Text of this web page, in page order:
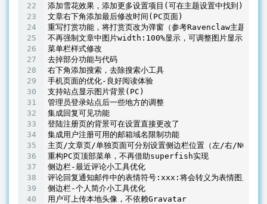
添加雪花效果，添加更多设置项目(可在主题设置中找到)
文章右下角添加最后修改时间(PC页面)
重写打赏功能，将打赏页改为弹窗（参考Ravenclaw主题样式
不再强制文章中图片width: 100%显示，可调整图片显示大小
菜单栏样式修改
去掉部分功能与代码
右下角添加搜索，去除搜索小工具
手机页面的优化-良好阅读体验
支持站点显示图片背景(PC)
管理员登录站点后一些地方的调整
集成回复可见功能
登陆注册页的背景可在设置直接更改了
集成用户注册可用的邮箱域名限制功能
主页/文章页/单独页面可分别设置侧边栏位置（左/右/NONE）
重构PC页顶部菜单，不再借助superfish实现
侧边栏-最近评论小工具优化
评论回复通知邮件中的表情符号:xxx:将会转义为表情图片
侧边栏-个人简介小工具优化
用户可上传本地头像，不依赖Gravatar